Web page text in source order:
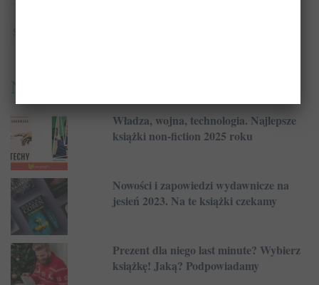
Najnowsze
Władza, wojna, technologia. Najlepsze
książki non-fiction 2025 roku
Nowości i zapowiedzi wydawnicze na
jesień 2023. Na te książki czekamy
Prezent dla niego last minute? Wybierz
książkę! Jaką? Podpowiadamy